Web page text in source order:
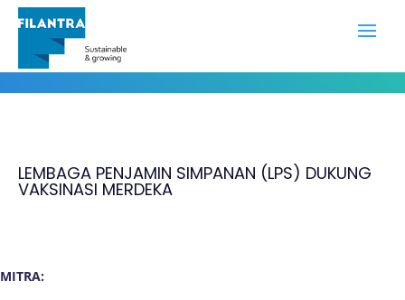
Portofolio
LEMBAGA PENJAMIN SIMPANAN (LPS) DUKUNG
VAKSINASI MERDEKA
MITRA: